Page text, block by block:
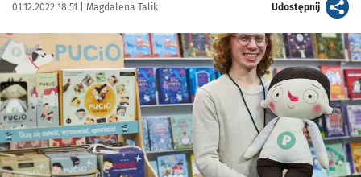
Data publikacji:
01.12.2022 18:51 | Autor:
Magdalena Talik Udostępnijartykuł
Kliknij, aby zobaczyć galerię